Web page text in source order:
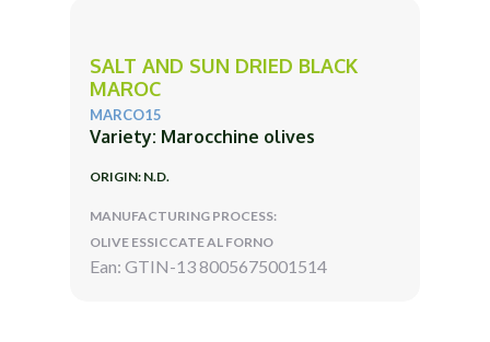
SALT AND SUN DRIED BLACK
MAROC
MARCO15
Variety: Marocchine olives
ORIGIN: N.D.
MANUFACTURING PROCESS:
OLIVE ESSICCATE AL FORNO
Ean: GTIN-13 8005675001514